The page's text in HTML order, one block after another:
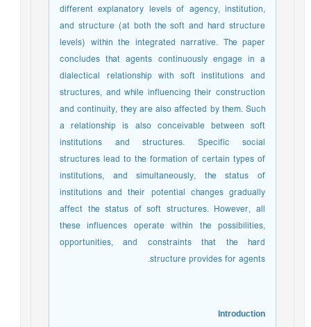
different explanatory levels of agency, institution,
and structure (at both the soft and hard structure
levels) within the integrated narrative. The paper
concludes that agents continuously engage in a
dialectical relationship with soft institutions and
structures, and while influencing their construction
and continuity, they are also affected by them. Such
a relationship is also conceivable between soft
institutions and structures. Specific social
structures lead to the formation of certain types of
institutions, and simultaneously, the status of
institutions and their potential changes gradually
affect the status of soft structures. However, all
these influences operate within the possibilities,
opportunities, and constraints that the hard
structure provides for agents.
Introduction